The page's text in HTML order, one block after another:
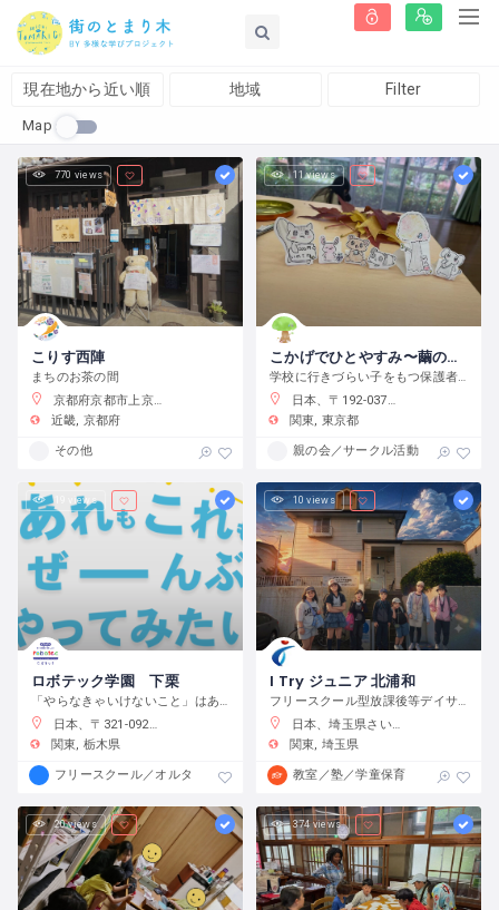
現在地から近い順 地域 Filter
Map
770 views
こりす西陣
まちのお茶の間
京都府京都市上京区藤木町７９５−５
近畿 京都府
その他
11 views
こかげでひとやすみ〜繭の会〜
学校に行きづらい子をもつ保護者の会です
日本、〒192-0375 東京都八王子市鑓水２丁目２０１３−２
関東
東京都
親の会／サークル活動
19 views
ロボテック学園 下栗
「やらなきゃいけないこと」はありません。宿題をやるのもよし、自分で目標をたてて取り組むのもよし、なんでもチャレンジできる環境です。
日本、〒321-0923 栃木県宇都宮市下栗町２２９２−８ 2 階
関東
栃木県
フリースクール／オルタナティブスクール
10 views
I Try ジュニア 北浦和
フリースクール型放課後等デイサービス
日本、埼玉県さいたま市浦和区元町２−３４−１０
関東
埼玉県
教室／塾／学童保育
20 views 374 views